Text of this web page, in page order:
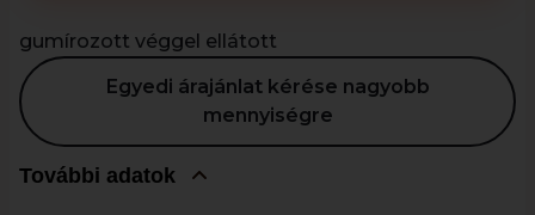
gumírozott véggel ellátott
Egyedi árajánlat kérése nagyobb
mennyiségre
További adatok